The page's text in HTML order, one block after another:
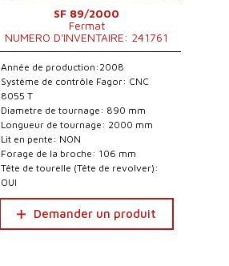
SF 89/2000
Fermat
NUMERO D'INVENTAIRE: 241761
Année de production:2008
Système de contrôle Fagor: CNC
8055 T
Diametre de tournage: 890 mm
Longueur de tournage: 2000 mm
Lit en pente: NON
Forage de la broche: 106 mm
Tête de tourelle (Tête de revolver):
OUI
Demander un produit